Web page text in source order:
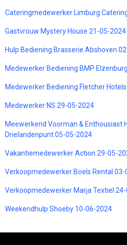
Cateringmedewerker Limburg
Gastvrouw Mystery House 21-05-2024
Hulp Bediening Brasserie Abshoven
Medewerker Bediening BMP
Medewerker Bediening Fletcher
Medewerker NS 29-05-2024
Meewerkend Voorman & Enthousiast
Drielandenpunt 05-05-2024
Vakantiemedewerker Action 29-05-
Verkoopmedewerker Boels Rental
Verkoopmedewerker Marja Textiel
Weekendhulp Shoeby 10-06-2024